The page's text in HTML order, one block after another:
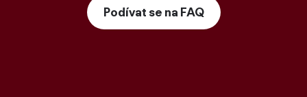
Podívat se na FAQ